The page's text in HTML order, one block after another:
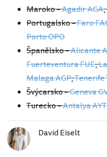
Maroko –Agadir AGA,
Portugalsko –Faro
Porto OPO
Španělsko –Alicante
Fuerteventura FUE,
Malaga AGP,Tenerife
Švýcarsko –Geneva
Turecko –Antalya AYT
David Eiselt